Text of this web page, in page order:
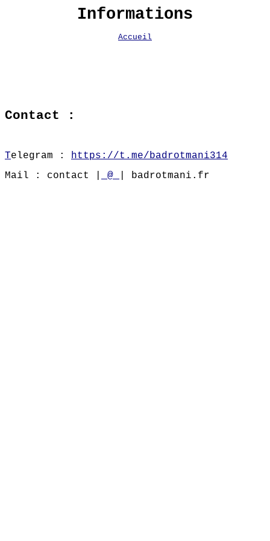
Informations
Accueil
Contact :
Telegram : https://t.me/badrotmani314
Mail : contact |
_@_ | badrotmani.fr